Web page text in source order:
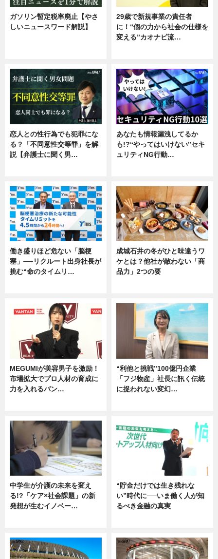
ガソリン暫定税率廃止【やさ
しいニュースワード解説】
29歳で新規事業の責任者
に！“個の力から社会の仕様を
変える”カオナビ流…
恋人との性行為でも犯罪にな
る？「不同意性交等罪」を解
説【弁護士に聞く男…
あなたも情報漏洩してるか
も!?“やってはいけない”セキ
ュリティNG行動…
働き盛りほど危ない「脳梗
塞」──リクルート出身社長が
挑む“命のタイムリ…
成城石井の冬がひと味違うワ
ケとは？他社が敵わない「商
品力」2つの要
MEGUMIが美容男子を激励！
市場拡大でプロ人材の育成に
力を入れるバン…
“利他と挑戦”100億円企業
「フジ物産」社長に訊く伝統
に捉われない変幻…
中学生が介護の未来を変え
る!?「ケア×社会課題」の新
発想が生むイノベー…
“貯金だけでは生き残れな
い”時代に──いま働く人が知
るべき金融の真実